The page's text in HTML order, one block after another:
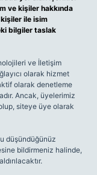
ve kişiler hakkında
kişiler ile isim
bilgiler taslak
ve İletişim
olarak hizmet
olarak denetleme
Ancak, üyelerimiz
siteye üye olarak
düşündüğünüz
bildirmeniz halinde,